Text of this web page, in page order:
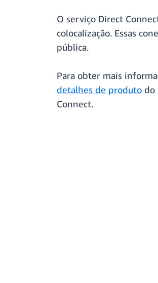
O serviço Direct
colocalização. Essas
pública.
Para obter mais
detalhes de produto do
Connect.